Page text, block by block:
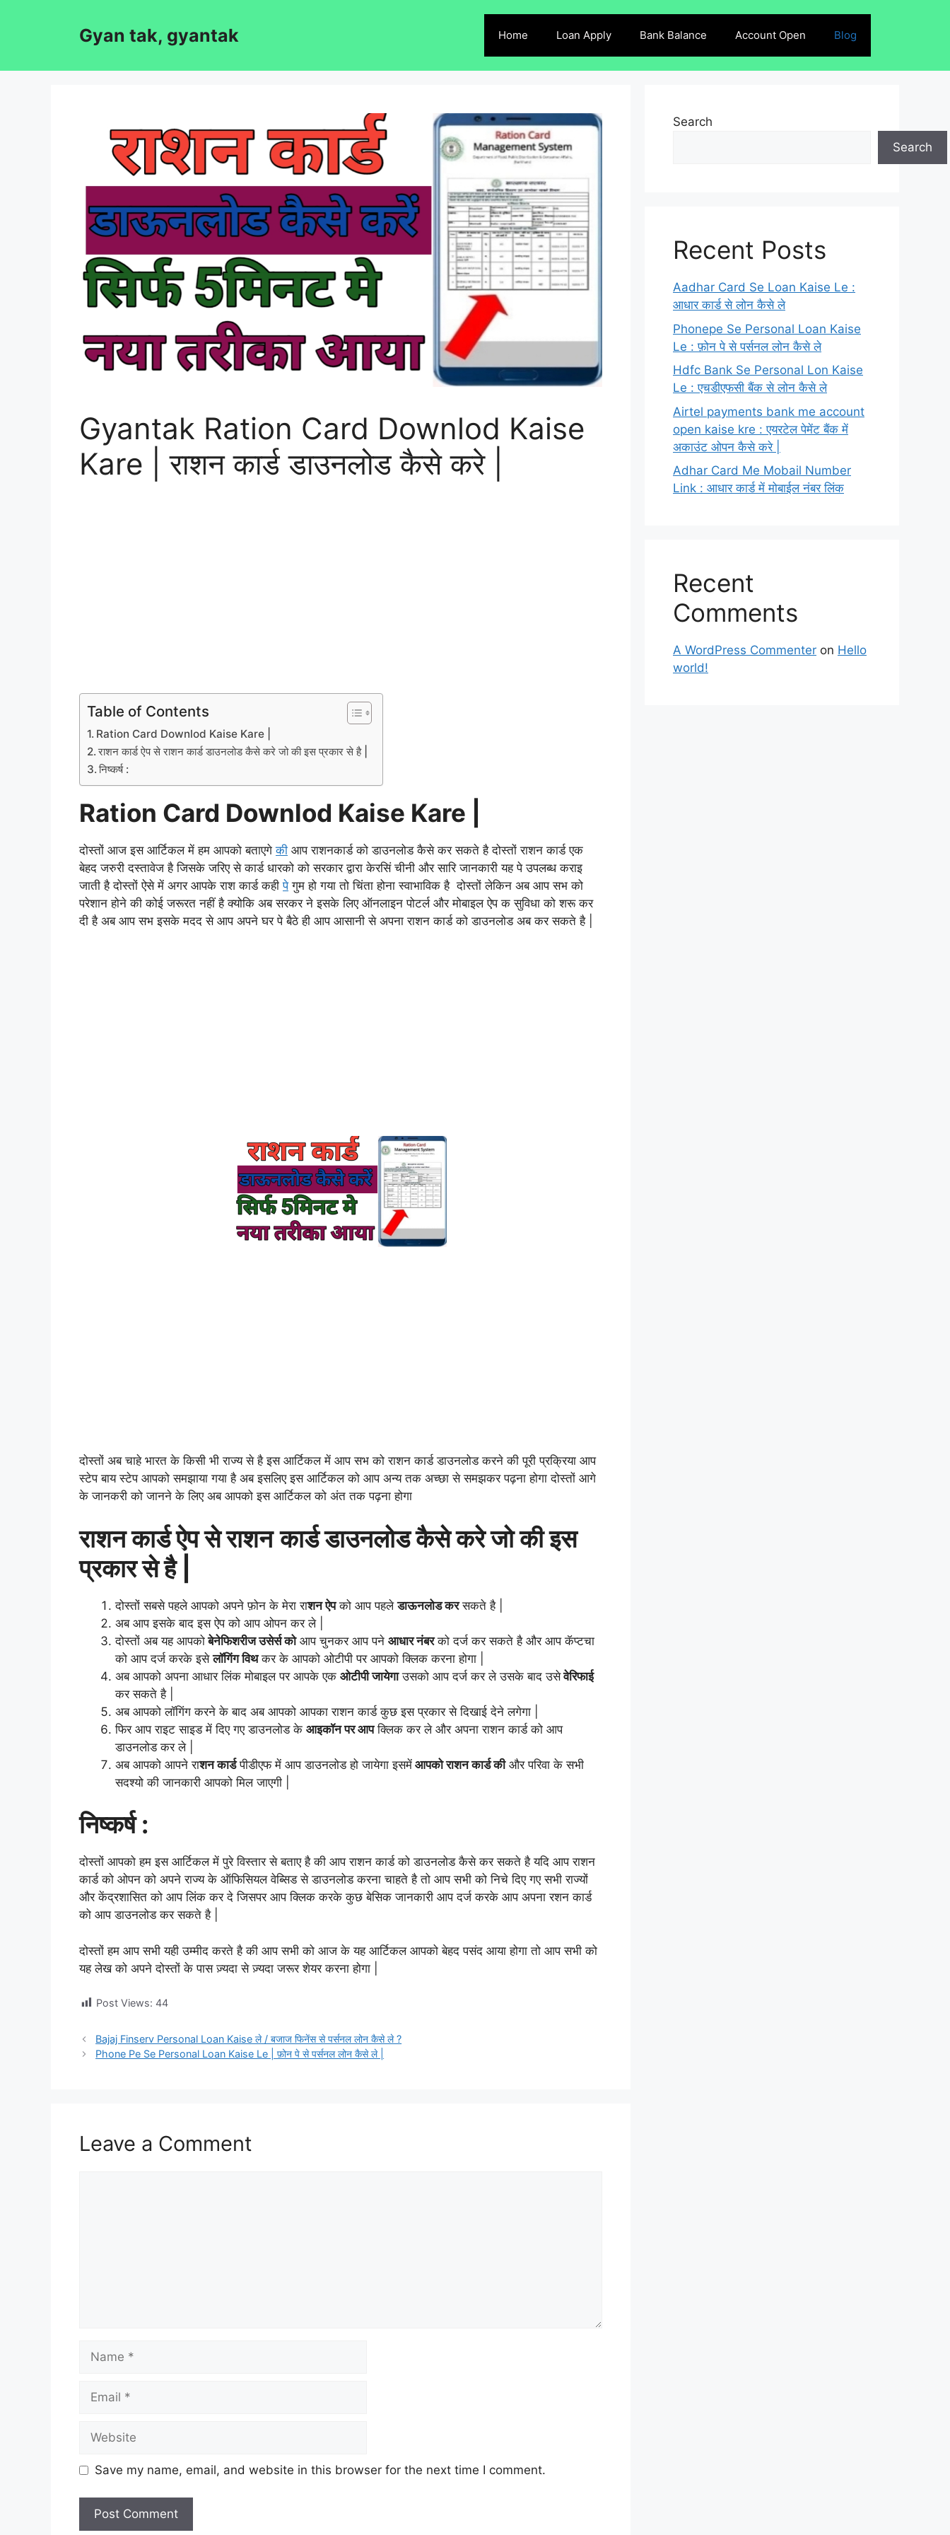
Gyan tak, gyantak Home Loan Apply Bank Balance Account Open Blog
Gyantak Ration Card Downlod Kaise
Kare | राशन कार्ड डाउनलोड कैसे करे |
Table of Contents
Ration Card Downlod Kaise Kare |
राशन कार्ड ऐप से राशन कार्ड डाउनलोड कैसे करे जो की इस प्रकार से है |
निष्कर्ष :
Ration Card Downlod Kaise Kare |
दोस्तों आज इस आर्टिकल में हम आपको बताएगेकी आप राशनकार्ड को डाउनलोड कैसे कर सकते है दोस्तों राशन कार्ड एक
बेहद जरुरी दस्तावेज है जिसके जरिए से कार्ड धारको को सरकार द्वारा केरसिं चीनी और सारि जानकारी यह पे उपलब्ध कराइ
जाती है दोस्तों ऐसे में अगर आपके राश कार्ड कहीपेगुम हो गया तो चिंता होना स्वाभाविक है दोस्तों लेकिन अब आप सभ को
परेशान होने की कोई जरूरत नहीं है क्योकि अब सरकर ने इसके लिए ऑनलाइन पोटर्ल और मोबाइल ऐप क सुविधा को शरू कर
दी है अब आप सभ इसके मदद से आप अपने घर पे बैठे ही आप आसानी से अपना राशन कार्ड को डाउनलोड अब कर सकते है |
दोस्तों अब चाहे भारत के किसी भी राज्य से है इस आर्टिकल में आप सभ को राशन कार्ड डाउनलोड करने की पूरी प्रक्रिया आप
स्टेप बाय स्टेप आपको समझाया गया है अब इसलिए इस आर्टिकल को आप अन्य तक अच्छा से समझकर पढ़ना होगा दोस्तों आगे
के जानकरी को जानने के लिए अब आपको इस आर्टिकल को अंत तक पढ़ना होगा
राशन कार्ड ऐप से राशन कार्ड डाउनलोड कैसे करे जो की इस
प्रकार से है |
दोस्तों सबसे पहले आपको अपने फ़ोन के मेरा राशन ऐपको आप पहलेडाऊनलोड करसकते है |
अब आप इसके बाद इस ऐप को आप ओपन कर ले |
दोस्तों अब यह आपकोबेनेफिशरीज उसेर्स कोआप चुनकर आप पने आधार नंबरको दर्ज कर सकते है और आप कॅप्टचा
को आप दर्ज करके इसेलॉगिंग विथकर के आपको ओटीपी पर आपको क्लिक करना होगा |
अब आपको अपना आधार लिंक मोबाइल पर आपके एक ओटीपी जायेगाउसको आप दर्ज कर ले उसके बाद उसेवेरिफाई
कर सकते है |
अब आपको लॉगिंग करने के बाद अब आपको आपका राशन कार्ड कुछ इस प्रकार से दिखाई देने लगेगा |
फिर आप राइट साइड में दिए गए डाउनलोड के आइकॉन पर आपक्लिक कर ले और अपना राशन कार्ड को आप
डाउनलोड कर ले |
अब आपको आपने राशन कार्डपीडीएफ में आप डाउनलोड हो जायेगा इसमें आपको राशन कार्ड कीऔर परिवा के सभी
सदश्यो की जानकारी आपको मिल जाएगी |
निष्कर्ष :
दोस्तों आपको हम इस आर्टिकल में पुरे विस्तार से बताए है की आप राशन कार्ड को डाउनलोड कैसे कर सकते है यदि आप राशन
कार्ड को ओपन को अपने राज्य के ऑफिसियल वेब्सिड से डाउनलोड करना चाहते है तो आप सभी को निचे दिए गए सभी राज्यों
और केंद्रशासित को आप लिंक कर दे जिसपर आप क्लिक करके कुछ बेसिक जानकारी आप दर्ज करके आप अपना रशन कार्ड
को आप डाउनलोड कर सकते है |
दोस्तों हम आप सभी यही उम्मीद करते है की आप सभी को आज के यह आर्टिकल आपको बेहद पसंद आया होगा तो आप सभी को
यह लेख को अपने दोस्तों के पास ज़्यदा से ज़्यदा जरूर शेयर करना होगा |
Post Views: 44
Bajaj Finserv Personal Loan Kaise ले / बजाज फिनेंस से पर्सनल लोन कैसे ले ?
Phone Pe Se Personal Loan Kaise Le | फ़ोन पे से पर्सनल लोन कैसे ले |
Leave a Comment
Name
Email
Website
Save my name, email, and website in this browser for the next time I comment.
Search
Search
Recent Posts
Aadhar Card Se Loan Kaise Le :
आधार कार्ड से लोन कैसे ले
Phonepe Se Personal Loan Kaise
Le : फ़ोन पे से पर्सनल लोन कैसे ले
Hdfc Bank Se Personal Lon Kaise
Le : एचडीएफसी बैंक से लोन कैसे ले
Airtel payments bank me account
open kaise kre : एयरटेल पेमेंट बैंक में
अकाउंट ओपन कैसे करे |
Adhar Card Me Mobail Number
Link : आधार कार्ड में मोबाईल नंबर लिंक
Recent
Comments
A WordPress Commenter on Hello
world!